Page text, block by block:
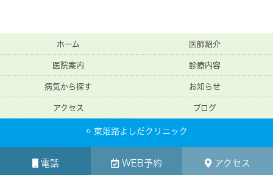
電話 WEB予約 アクセス
ホーム 医師紹介
医院案内 診療内容
病気から探す お知らせ
アクセス ブログ
© 東姫路よしだクリニック